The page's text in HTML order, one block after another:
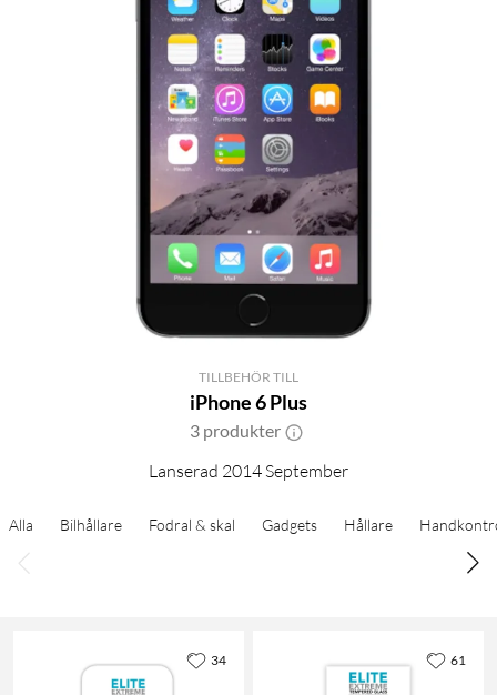
TILLBEHÖR TILL
iPhone 6 Plus
3 produkter
Lanserad 2014 September
Alla Bilhållare Fodral & skal Gadgets Hållare
34 61